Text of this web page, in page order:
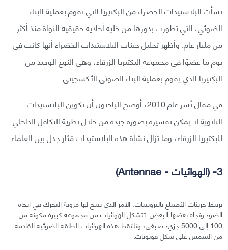
نشأت البلاستيدات الخضراء من البكتيريا التي تقوم بعملية البناء
الضوئي، التي تطورت بدورها من خلية أحادية حقيقية النواة منذ أكثر
من مليار عام. وأظهر تحليل جينات البلاستيدات الخضراء أنها كانت في
يوم ما عضوًا في مجموعة البكتيريا الزرقاء، وهي النوع الوحيد من
البكتيريا الذي يقوم بعملية البناء الضوئي الأكسجيني.
في مقال نُشر عام 2010، أوضح الباحثون أن تكوين البلاستيدات
الثانوية لا يمكن تفسيره بصورة جيدة من خلال نظرية التكافل الداخلي
للبكتيريا الزرقاء، وما تزال نشأة هذه البلاستيدات مَثار جدل بين العلماء.
3- (الهوائيات - Antennae)
ترتبط جزيئات الأصباغ بالبروتينات، الأمر الذي يتيح لها مرونة التحرك في اتجاه
الضوء وتجاه بعضها البعض. تتشكل الهوائيات من مجموعة كبيرة مكونة من
100 إلى 5000 جزيء صبغي، وتلتقط هذه الهوائيات الطاقة الضوئية القادمة
من الشمس على شكل فوتونات.